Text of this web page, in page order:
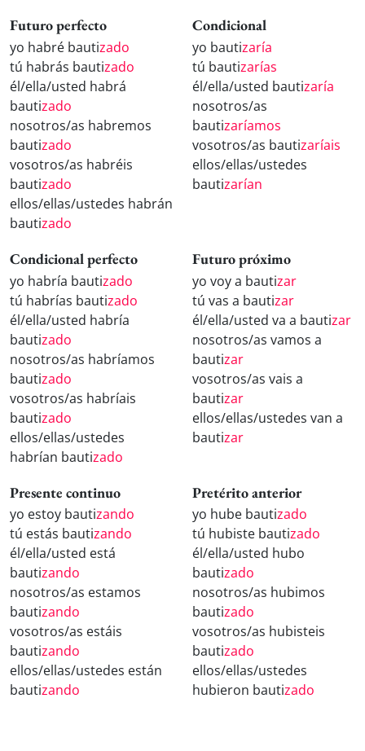
Futuro perfecto
yo habré bautizado
tú habrás bautizado
él/ella/usted habrá
bautizado
nosotros/as habremos
bautizado
vosotros/as habréis
bautizado
ellos/ellas/ustedes habrán
bautizado
Condicional
yo bautizaría
tú bautizarías
él/ella/usted bautizaría
nosotros/as
bautizaríamos
vosotros/as bautizaríais
ellos/ellas/ustedes
bautizarían
Condicional perfecto
yo habría bautizado
tú habrías bautizado
él/ella/usted habría
bautizado
nosotros/as habríamos
bautizado
vosotros/as habríais
bautizado
ellos/ellas/ustedes
habrían bautizado
Futuro próximo
yo voy a bautizar
tú vas a bautizar
él/ella/usted va a bautizar
nosotros/as vamos a
bautizar
vosotros/as vais a
bautizar
ellos/ellas/ustedes van a
bautizar
Presente continuo
yo estoy bautizando
tú estás bautizando
él/ella/usted está
bautizando
nosotros/as estamos
bautizando
vosotros/as estáis
bautizando
ellos/ellas/ustedes están
bautizando
Pretérito anterior
yo hube bautizado
tú hubiste bautizado
él/ella/usted hubo
bautizado
nosotros/as hubimos
bautizado
vosotros/as hubisteis
bautizado
ellos/ellas/ustedes
hubieron bautizado